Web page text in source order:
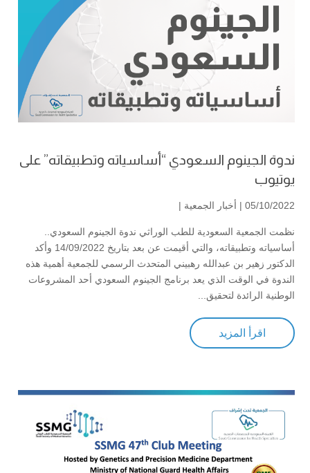
ندوة الجينوم السعودي “أساسياته وتطبيقاته” على
يوتيوب
05/10/2022 | أخبار الجمعية |
نظمت الجمعية السعودية للطب الوراثي ندوة الجينوم السعودي..
أساسياته وتطبيقاته، والتي أقيمت عن بعد بتاريخ 14/09/2022 وأكد
الدكتور زهير بن عبدالله رهبيني المتحدث الرسمي للجمعية أهمية هذه
الندوة في الوقت الذي يعد برنامج الجينوم السعودي أحد المشروعات
الوطنية الرائدة لتحقيق...
اقرأ المزيد